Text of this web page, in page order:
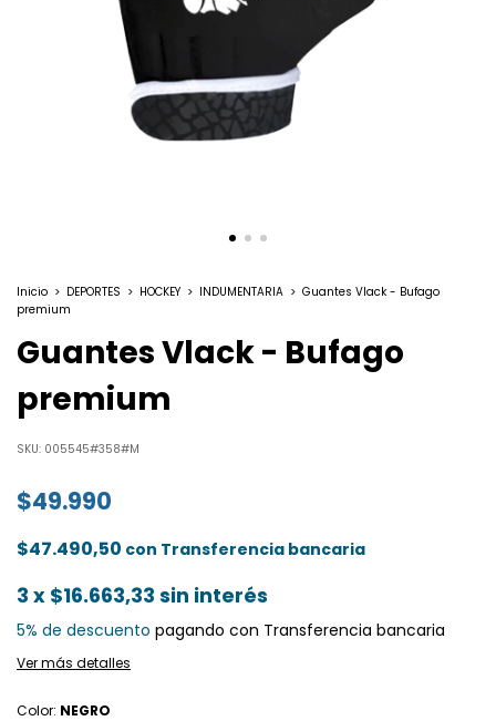
Inicio > DEPORTES > HOCKEY > INDUMENTARIA > Guantes Vlack - Bufago
premium
Guantes Vlack - Bufago
premium
SKU: 005545#358#M
$49.990
$47.490,50 con Transferencia bancaria
3 x $16.663,33 sin interés
5% de descuento pagando con Transferencia bancaria
Ver más detalles
Color: NEGRO